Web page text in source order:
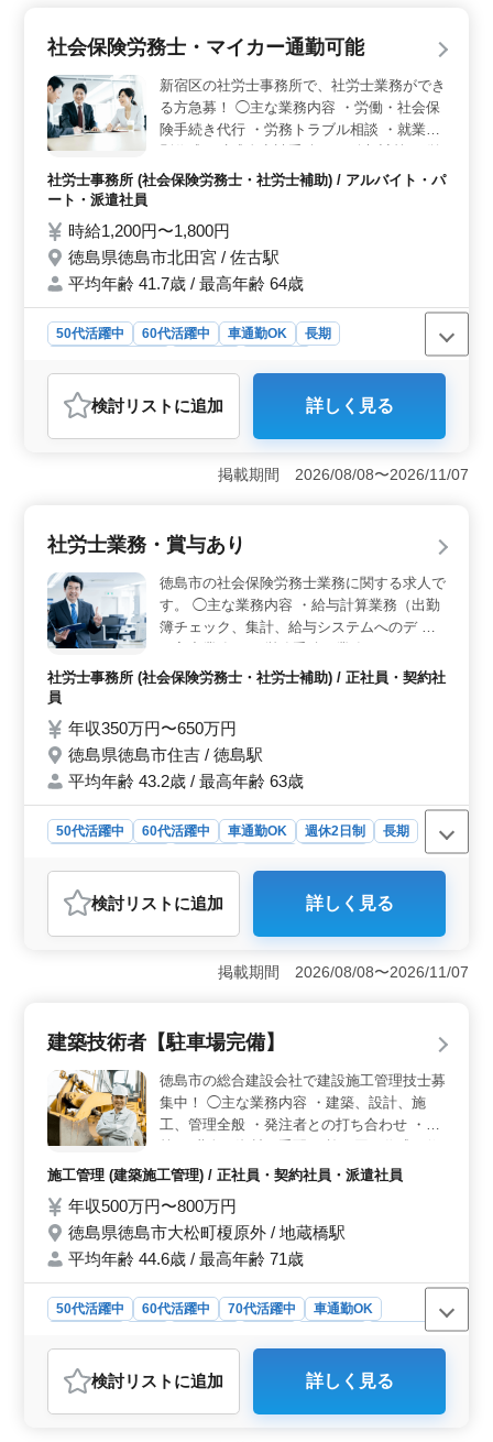
者優遇で収入面も安心＞ 時給が1,200円〜1,800円と高
めで、社労士資格や事務所での経験10年以上の方にはさ
らに優遇があるため、経験を生かしつつ安定した収入が
得られます。社労士のスキルを活用し、収入も確保でき
る点が魅力です。 ＜通勤の利便性と交通費の実費支
給＞ 車通勤が可能で、ガソリン代も実費支給のため、
通勤費用を気にせず働けます。公共交通に縛られない自
由な通勤スタイルが可能なため、吉成駅を利用しない方
にも利便性の高い求人です。
社会保険労務士・マイカー通勤可能
新宿区の社労士事務所で、社労士業務ができ
る方急募！ ◯主な業務内容 ・労働・社会保
険手続き代行 ・労務トラブル相談 ・就業規
業員・経営者向けセミナー ＊業務に慣れて
り、提案をしたりという、お客様の笑顔に向
けて頑張るやりがいのある仕事もできるよう
になります。 ＊社労士資格保持者には資格
手当あり 土日祝完全休みなのでプライベー
ト時間もしっかり確保できます ※マイカー
通勤可 ※残業なし 従業員それぞれのライフ
スタイルに合った働き方ができる職場を目指
社労士事務所 (社会保険労務士・社労士補助) / アルバイト・パ
ート・派遣社員
時給1,200円〜1,800円
徳島県徳島市北田宮 / 佐古駅
平均年齢 41.7歳 / 最高年齢 64歳
50代活躍中 60代活躍中 車通勤OK
長期
社労士事務所
おすすめポイント
＜充実したワークライフバランスと働きやすさ＞ 週3～
5日の勤務が可能で、1日6時間程度のシフトとなっている
ため、無理なく働けます。土日祝が完全に休みで、残業
た柔軟な働き方を支援しています。 ＜豊富な経験と
スキルを活かせる業務内容＞ 労働・社会保険手続きの
代行、労務トラブル相談、就業規則作成、給与計算業務
など、社労士として多岐にわたる業務に携われます。ま
た、希望すれば顧問先への訪問や相談業務にもチャレン
ジでき、提案を通してお客様と直接関わるやりがいも感
じられる環境です。 ＜車通勤可能でシニア層も歓迎
＞ マイカー通勤が可能で、遠方からの通勤も便利。50
代・60代のスタッフも歓迎されており、年齢を問わずこ
れまでの社労士業務経験を活かして活躍したい方に適し
ています。資格保持者には手当も支給され、シニア層が
安定して働ける職場です。
検討リスト に追加 詳しく見る
掲載期間 2026/08/08〜2026/11/07
社労士業務・賞与あり
徳島市の社会保険労務士業務に関する求人で
す。 ◯主な業務内容 ・給与計算業務（出勤
簿チェック、集計、給与システムへのデ ー
ネットによる入退社の 手続き業務） ・書類
が可能です！ ※年間休日118日 ※マイカー
通勤可 シニア世代のベテラン社労士も活躍
中の事務所です。
社労士事務所 (社会保険労務士・社労士補助) / 正社員・契約社
員
年収350万円〜650万円
徳島県徳島市住吉 / 徳島駅
平均年齢 43.2歳 / 最高年齢 63歳
50代活躍中 60代活躍中 車通勤OK 週休2日制
長期
おすすめポイント
＜安定した収入と賞与ありの充実待遇＞ 年収350万～
650万円と安定した収入が期待でき、さらに年2回の賞与
が支給されます。これにより経済的な安定を得やすく、
れるのも魅力です。 ＜ワークライフバランスの重視
と働きやすさ＞ 完全週休2日制、年間休日118日といっ
た充実の休暇制度があり、残業も月10時間程度と少なめ
です。定時での退社が可能なため、家庭や趣味の時間を
大切にしたい方にも理想的な環境が整っています。ワー
クライフバランスを重視する方にとっても、無理なく続
けられる職場です。 ＜豊富な経験を活かせる業務内
容＞ 50代・60代のベテラン社労士も活躍中の職場で、
年齢を問わず歓迎されています。給与計算や労務手続
き、書類のチェックなど今までの経験を活かして即戦力
として貢献できるポジションです。またマイカー通勤も
検討リスト に追加 詳しく見る
掲載期間 2026/08/08〜2026/11/07
建築技術者【駐車場完備】
徳島市の総合建設会社で建設施工管理技士募
集中！ ◯主な業務内容 ・建築、設計、施
工、管理全般 ・発注者との打ち合わせ ・積
正 等 資格をお持ちの方は優遇します ぜひ、
ない方は当社で資格の取得を支援します。
キャリアアップを目指している方の応募もお
待ちしています！
施工管理 (建築施工管理) / 正社員・契約社員・派遣社員
年収500万円〜800万円
徳島県徳島市大松町榎原外 / 地蔵橋駅
平均年齢 44.6歳 / 最高年齢 71歳
50代活躍中 60代活躍中 70代活躍中
車通勤OK
派遣社員
おすすめポイント
＜豊富な経験と資格を活かせる職場＞ 建築施工管理の
検討リスト に追加 詳しく見る